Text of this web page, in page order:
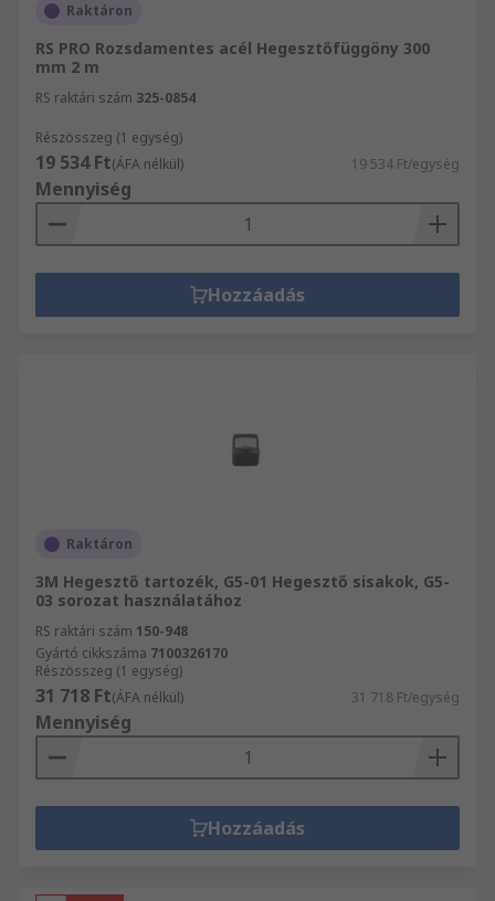
Raktáron
RS PRO Rozsdamentes acél Hegesztőfüggöny 300
mm 2 m
RS raktári szám 325-0854
Részösszeg (1 egység)
19 534 Ft(ÁFA nélkül) 19 534 Ft/egység
Mennyiség
Hozzáadás
Raktáron
3M Hegesztő tartozék, G5-01 Hegesztő sisakok, G5-
03 sorozat használatához
RS raktári szám 150-948
Gyártó cikkszáma 7100326170
Részösszeg (1 egység)
31 718 Ft(ÁFA nélkül) 31 718 Ft/egység
Mennyiség
Hozzáadás